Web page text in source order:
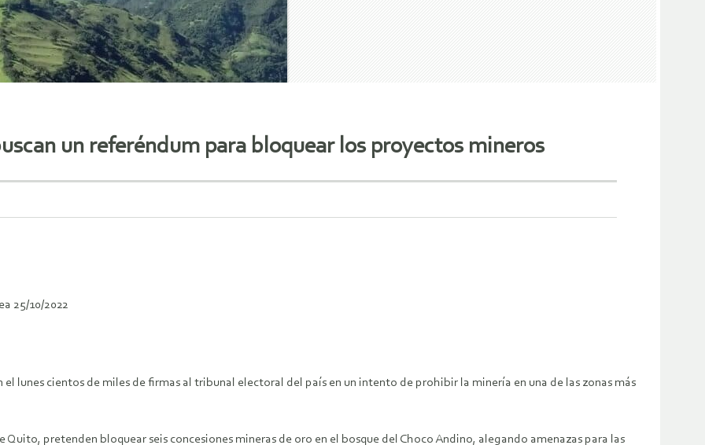
un referéndum para bloquear los proyectos mineros
25/10/2022
lunes cientos de miles de firmas al tribunal electoral del país en un intento de prohibir la minería en una de las zonas más
pretenden bloquear seis concesiones mineras de oro en el bosque del Choco Andino, alegando amenazas para las